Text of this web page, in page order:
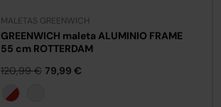
MALETAS GREENWICH
GREENWICH maleta ALUMINIO FRAME
55 cm ROTTERDAM
120,99 € 79,99 €